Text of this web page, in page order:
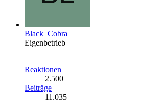
Black_Cobra
Eigenbetrieb
Reaktionen
2.500
Beiträge
11.035